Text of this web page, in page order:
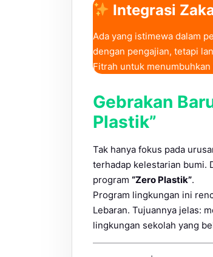
Integrasi
Ada yang istimewa dalam
dengan pengajian, tetapi
Fitrah untuk
Gebrakan
Plastik”
Tak hanya fokus pada
terhadap kelestarian bumi.
program “Zero Plastik”.
Program lingkungan ini
Lebaran. Tujuannya jelas:
lingkungan sekolah yang